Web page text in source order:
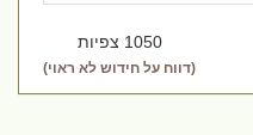
1050 צפיות
(דווח על חידוש לא ראוי)